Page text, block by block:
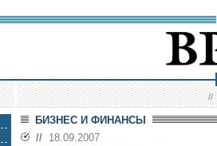
//
БИЗНЕС И ФИНАНСЫ
// 18.09.2007